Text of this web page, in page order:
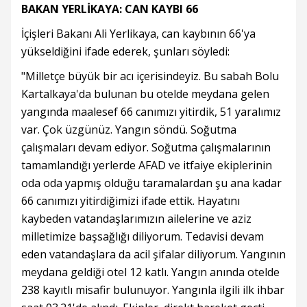
BAKAN YERLİKAYA: CAN KAYBI 66
İçişleri Bakanı Ali Yerlikaya, can kaybının 66'ya
yükseldiğini ifade ederek, şunları söyledi:
"Milletçe büyük bir acı içerisindeyiz. Bu sabah Bolu
Kartalkaya'da bulunan bu otelde meydana gelen
yangında maalesef 66 canımızı yitirdik, 51 yaralımız
var. Çok üzgünüz. Yangın söndü. Soğutma
çalışmaları devam ediyor. Soğutma çalışmalarının
tamamlandığı yerlerde AFAD ve itfaiye ekiplerinin
oda oda yapmış olduğu taramalardan şu ana kadar
66 canımızı yitirdiğimizi ifade ettik. Hayatını
kaybeden vatandaşlarımızın ailelerine ve aziz
milletimize başsağlığı diliyorum. Tedavisi devam
eden vatandaşlara da acil şifalar diliyorum. Yangının
meydana geldiği otel 12 katlı. Yangın anında otelde
238 kayıtlı misafir bulunuyor. Yangınla ilgili ilk ihbar